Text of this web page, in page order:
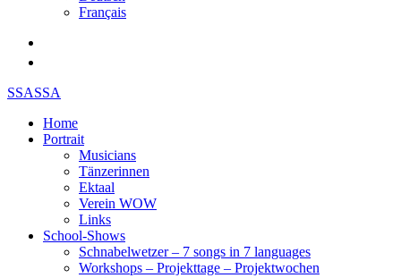
Français
SSASSA
Home
Portrait
Musicians
Tänzerinnen
Ektaal
Verein WOW
Links
School-Shows
Schnabelwetzer – 7 songs in 7 languages
Workshops – Projekttage – Projektwochen